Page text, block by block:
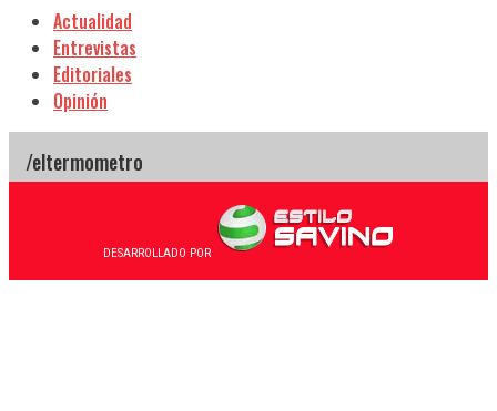
Actualidad
Entrevistas
Editoriales
Opinión
DESARROLLADO POR